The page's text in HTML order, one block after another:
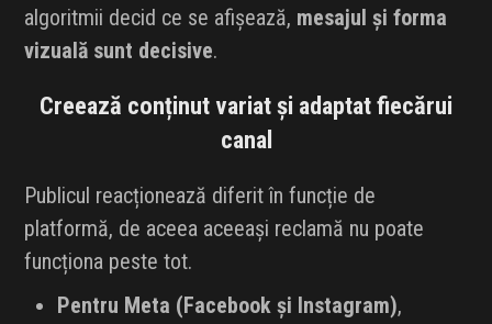
CÂND E BLACK FRIDAY
INFLUENCER SQUAD
BRANDURI
IDEI DE CADOURI
ȘTIRI
algoritmii decid ce se afișează, mesajul și forma
vizuală sunt decisive.
Creează conținut variat și adaptat fiecărui
canal
Publicul reacționează diferit în funcție de
platformă, de aceea aceeași reclamă nu poate
funcționa peste tot.
Pentru Meta (Facebook și Instagram),